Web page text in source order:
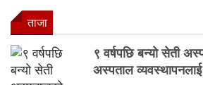
ताजा
९ वर्षपछि बन्यो सेती
अस्पताल